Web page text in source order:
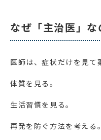
なぜ「主治医」な
医師は、症状だけを見て
体質を見る。
生活習慣を見る。
再発を防ぐ方法を考える。